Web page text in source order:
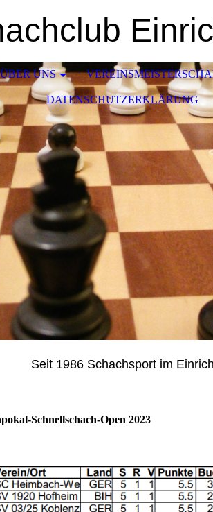
ÜBER UNS
DATENSCHUTZERKLÄRUNG
Seit 1986 Schachsport im Einrich
Schnellschach-Open 2023